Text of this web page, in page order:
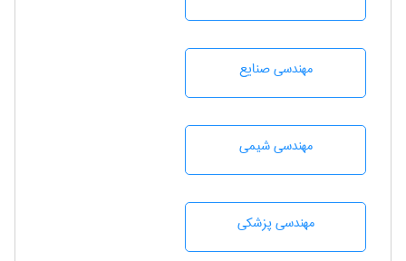
مهندسی صنايع
مهندسي شيمی
مهندسی پزشکی